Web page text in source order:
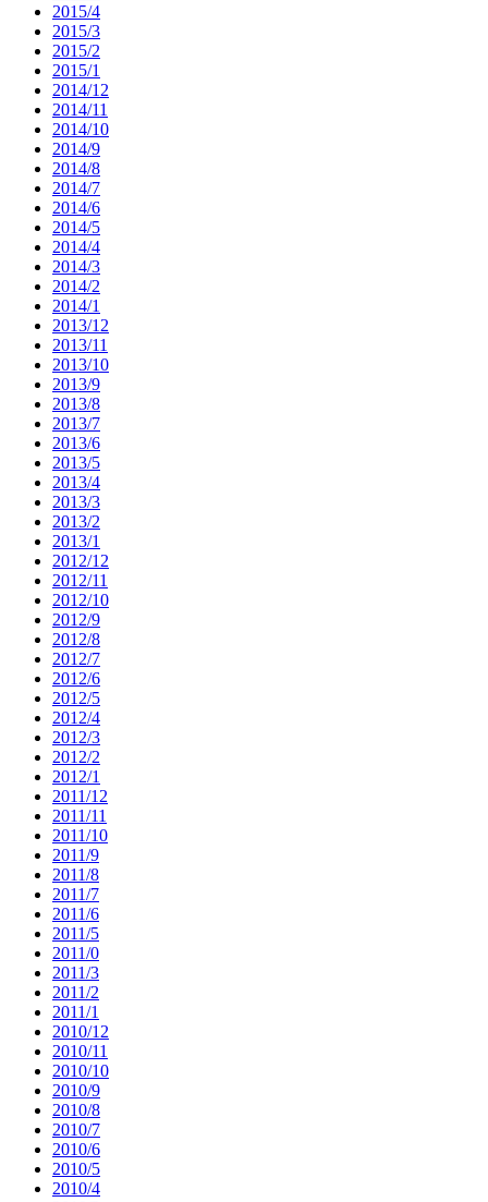
2015/4
2015/3
2015/2
2015/1
2014/12
2014/11
2014/10
2014/9
2014/8
2014/7
2014/6
2014/5
2014/4
2014/3
2014/2
2014/1
2013/12
2013/11
2013/10
2013/9
2013/8
2013/7
2013/6
2013/5
2013/4
2013/3
2013/2
2013/1
2012/12
2012/11
2012/10
2012/9
2012/8
2012/7
2012/6
2012/5
2012/4
2012/3
2012/2
2012/1
2011/12
2011/11
2011/10
2011/9
2011/8
2011/7
2011/6
2011/5
2011/0
2011/3
2011/2
2011/1
2010/12
2010/11
2010/10
2010/9
2010/8
2010/7
2010/6
2010/5
2010/4